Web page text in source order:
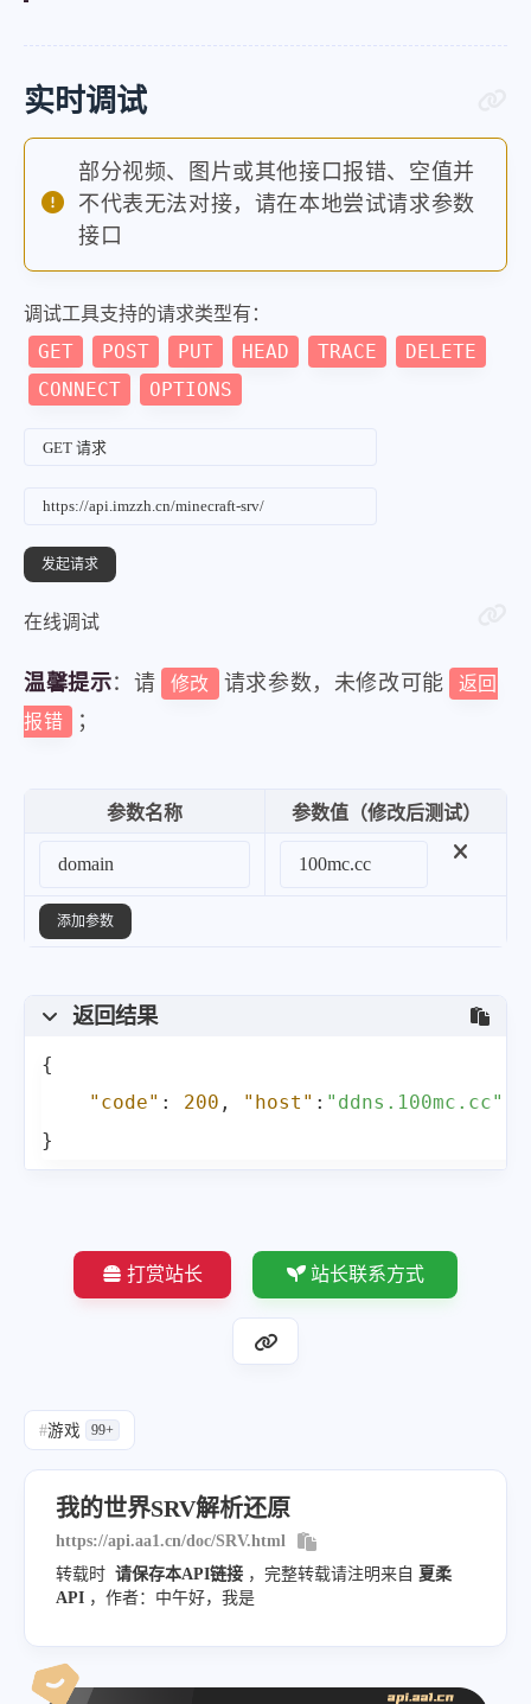
实时调试
部分视频、图片或其他接口报错、空值并
不代表无法对接，请在本地尝试请求参数
接口
调试工具支持的请求类型有：
GET POST PUT HEAD TRACE
DELETE
CONNECT
OPTIONS
在线调试
温馨提示：请 修改 请求参数，未修改可能
返回
报错
；
参数名称 参数值（修改后测试）
添加参数
返回结果
{
"code" : 200 , "host" : "ddns.100mc.cc"
}
打赏站长 站长联系方式
#游戏 99+
我的世界SRV解析还原
https://api.aa1.cn/doc/SRV.html
转载时 请保存本API链接 ，完整转载请注明来自 夏柔
API ，作者：中午好，我是